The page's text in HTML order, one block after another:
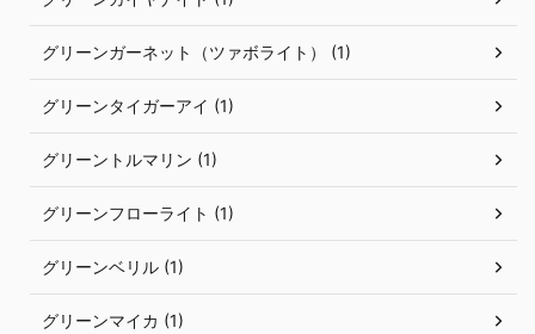
グリーンガーネット（ツァボライト） (1)
グリーンタイガーアイ (1)
グリーントルマリン (1)
グリーンフローライト (1)
グリーンベリル (1)
グリーンマイカ (1)